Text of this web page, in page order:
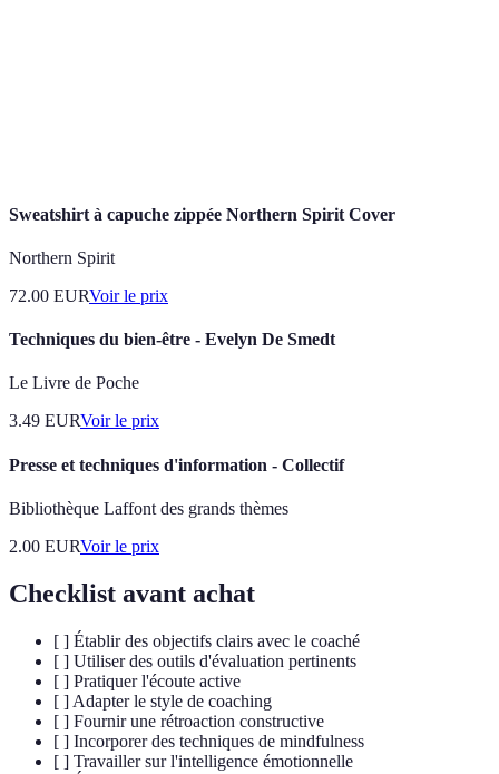
Sweatshirt à capuche zippée Northern Spirit Cover
Northern Spirit
72.00 EURVoir le prix
Techniques du bien-être - Evelyn De Smedt
Le Livre de Poche
3.49 EURVoir le prix
Presse et techniques d'information - Collectif
Bibliothèque Laffont des grands thèmes
2.00 EURVoir le prix
Checklist avant achat
[ ] Établir des objectifs clairs avec le coaché
[ ] Utiliser des outils d'évaluation pertinents
[ ] Pratiquer l'écoute active
[ ] Adapter le style de coaching
[ ] Fournir une rétroaction constructive
[ ] Incorporer des techniques de mindfulness
[ ] Travailler sur l'intelligence émotionnelle